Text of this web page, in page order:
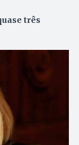
três